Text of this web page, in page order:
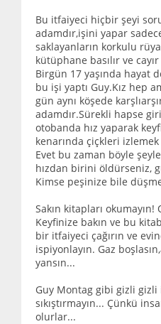
Bu itfaiyeci hiçbir şeyi
adamdır,işini yapar
saklayanların korkulu
kütüphane basılır ve
Birgün 17 yaşında hayat
bu işi yaptı Guy.Kız hep
gün aynı köşede
adamdır.Sürekli hapse
otobanda hız yaparak
kenarında çiçkleri
Evet bu zaman böyle
hızdan birini öldürseniz,
Kimse peşinize bile
Sakın kitapları
Keyfinize bakın ve bu
bir itfaiyeci çağırın ve
ispiyonlayın. Gaz
yansın...
Guy Montag gibi gizli
sıkıştırmayın... Çünkü
olurlar...